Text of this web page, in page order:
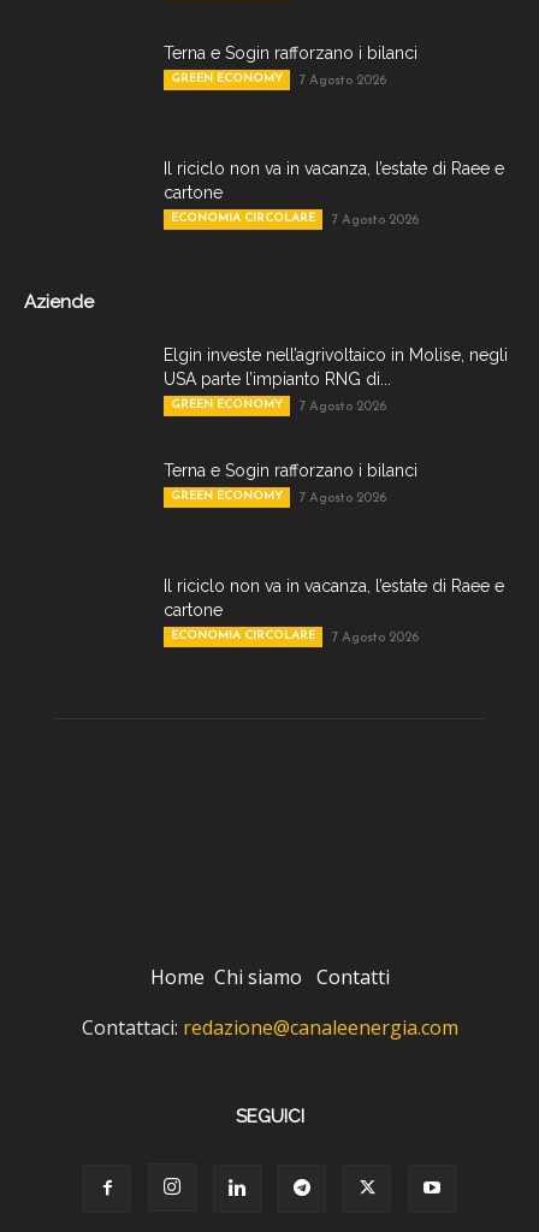
Terna e Sogin rafforzano i bilanci
GREEN ECONOMY 7 Agosto 2026
Il riciclo non va in vacanza, l’estate di Raee e
cartone
ECONOMIA CIRCOLARE 7 Agosto 2026
Aziende
Elgin investe nell’agrivoltaico in Molise, negli
USA parte l’impianto RNG di...
GREEN ECONOMY 7 Agosto 2026
Terna e Sogin rafforzano i bilanci
GREEN ECONOMY 7 Agosto 2026
Il riciclo non va in vacanza, l’estate di Raee e
cartone
ECONOMIA CIRCOLARE 7 Agosto 2026
Home Chi siamo Contatti
Contattaci: redazione@canaleenergia.com
SEGUICI